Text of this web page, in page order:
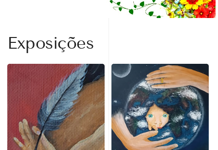
Exposições